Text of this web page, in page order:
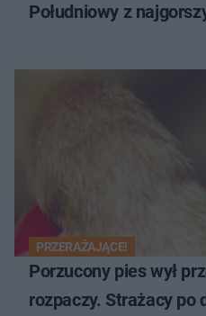
Południowy z
PRZERAŻAJĄCE!
Porzucony pies wył
rozpaczy. Strażacy po